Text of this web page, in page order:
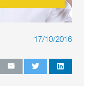
17/10/2016